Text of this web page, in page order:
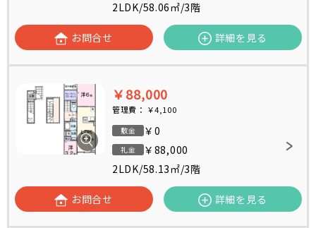
2LDK/58.06㎡/3階
お問合せ 詳細を見る
￥88,000
管理費： ￥4,100
敷金 ￥0
礼金
￥88,000
2LDK/58.13㎡/3階
お問合せ 詳細を見る